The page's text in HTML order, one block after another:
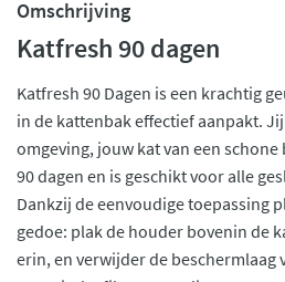
Omschrijving
Katfresh 90 dagen
Katfresh 90 Dagen is een krachtig
in de kattenbak effectief aanpakt.
omgeving, jouw kat van een
90 dagen en is geschikt voor alle
Dankzij de eenvoudige toepassing
gedoe: plak de houder bovenin de
erin, en verwijder de beschermlaag